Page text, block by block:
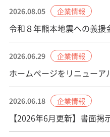
2026.08.05 企業情報
令和８年熊本地震への義援
2026.06.29 企業情報
ホームページをリニューア
2026.06.18 企業情報
【2026年6月更新】書面掲